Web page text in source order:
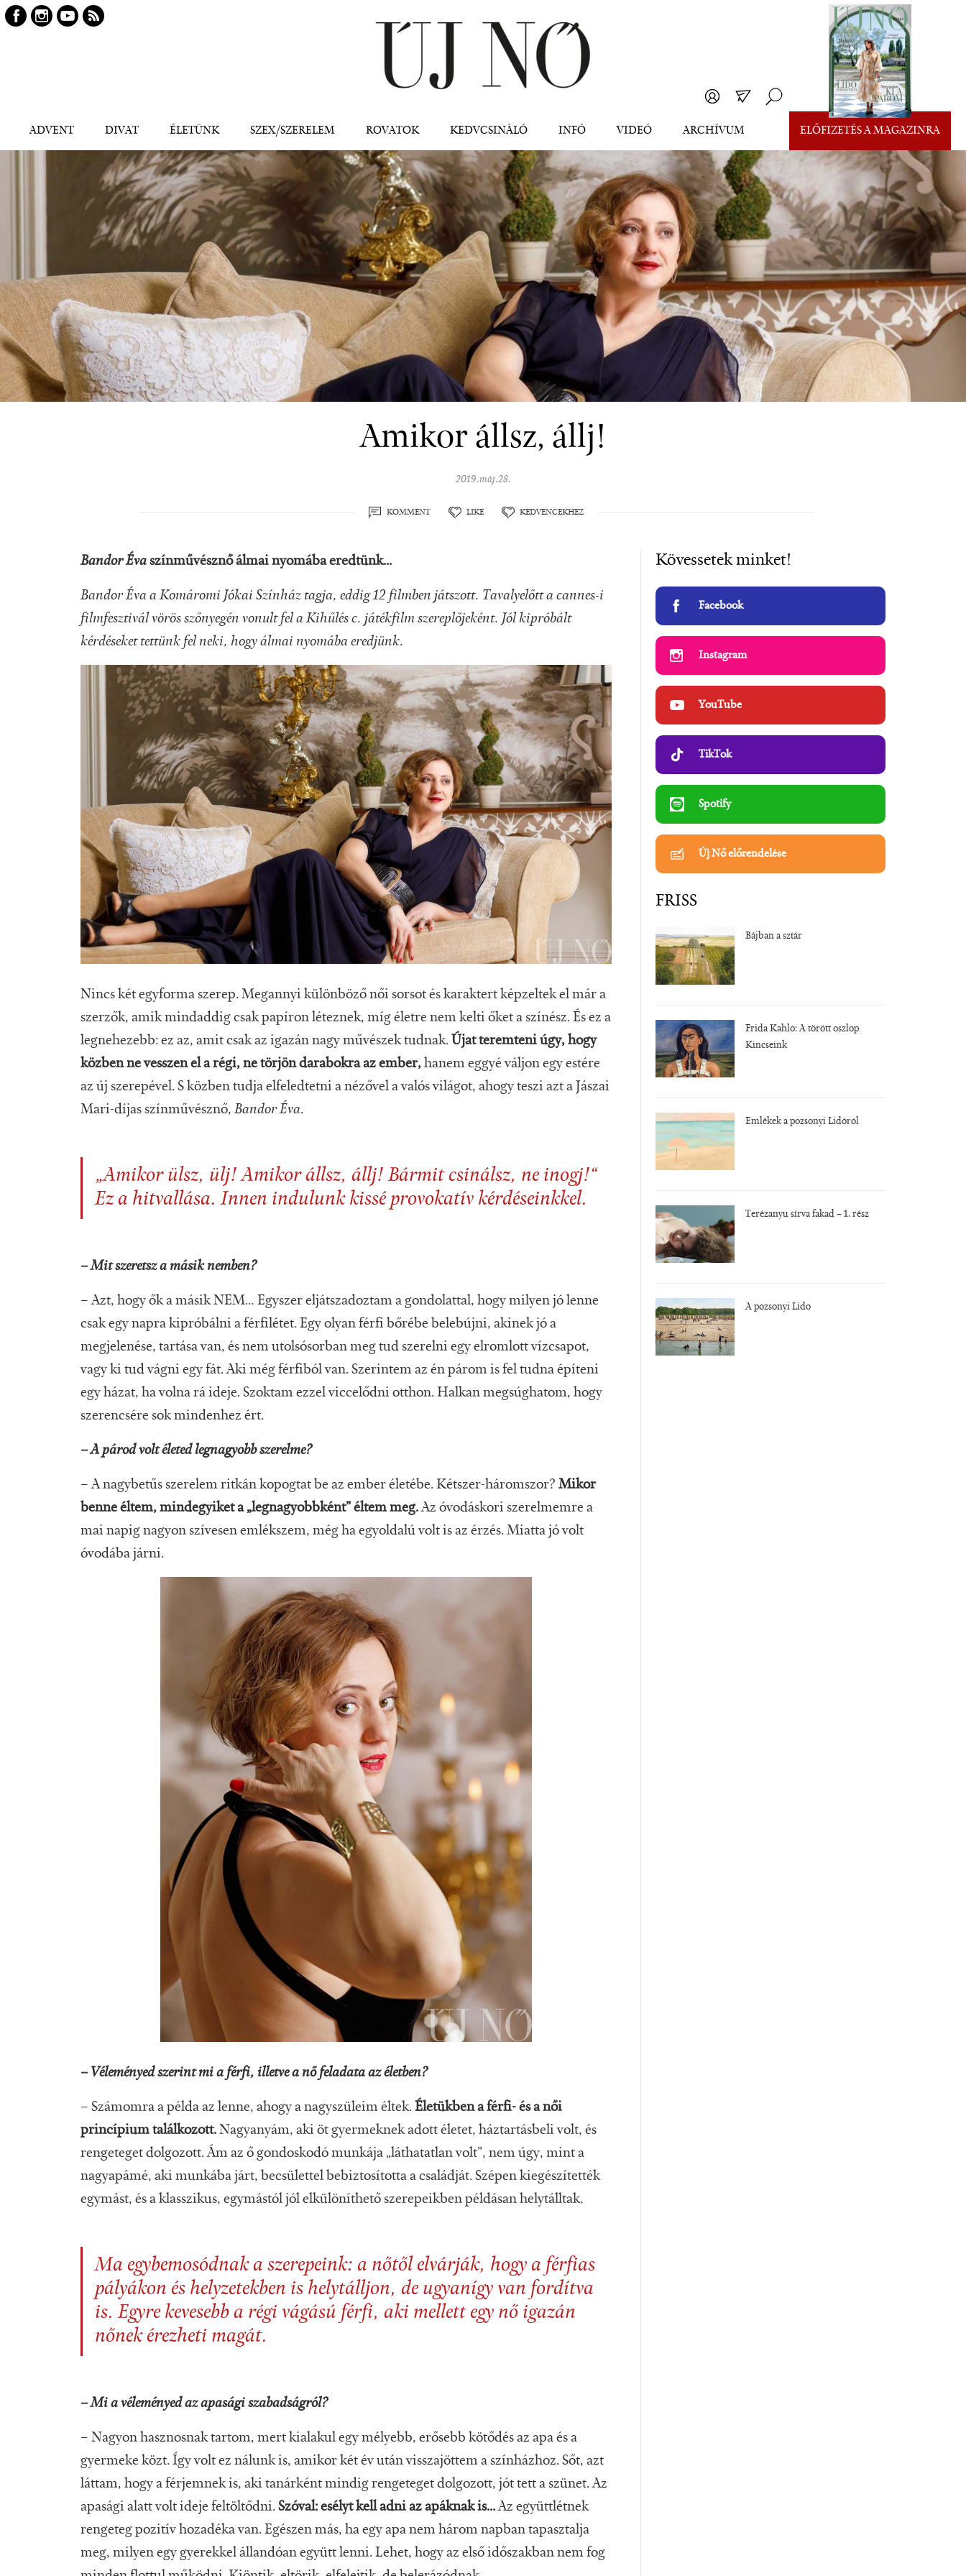
ADVENT DIVAT ÉLETÜNK SZEX/SZERELEM ROVATOK KEDVCSINÁLÓ INFÓ VIDEÓ ARCHÍVUM ELŐFIZETÉS A MAGAZINRA
Amikor állsz, állj!
2019.máj.28.
KOMMENT LIKE KEDVENCEKHEZ
Bandor Éva színművésznő álmai nyomába eredtünk...
Bandor Éva a Komáromi Jókai Színház tagja, eddig 12 filmben játszott. Tavalyelőtt a cannes-i
filmfesztivál vörös szőnyegén vonult fel a Kihűlés c. játékfilm szereplőjeként. Jól kipróbált
kérdéseket tettünk fel neki, hogy álmai nyomába eredjünk.
Nincs két egyforma szerep. Megannyi különböző női sorsot és karaktert képzeltek el már a
szerzők, amik mindaddig csak papíron léteznek, míg életre nem kelti őket a színész. És ez a
legnehezebb: ez az, amit csak az igazán nagy művészek tudnak. Újat teremteni úgy, hogy
közben ne vesszen el a régi, ne törjön darabokra az ember, hanem eggyé váljon egy estére
az új szerepével. S közben tudja elfeledtetni a nézővel a valós világot, ahogy teszi azt a Jászai
Mari-díjas színművésznő,Bandor Éva.
„Amikor ülsz, ülj! Amikor állsz, állj! Bármit csinálsz, ne inogj!“
Ez a hitvallása. Innen indulunk kissé provokatív kérdéseinkkel.
– Mit szeretsz a másik nemben?
– Azt, hogy ők a másik NEM… Egyszer eljátszadoztam a gondolattal, hogy milyen jó lenne
csak egy napra kipróbálni a férfilétet. Egy olyan férfi bőrébe belebújni, akinek jó a
megjelenése, tartása van, és nem utolsósorban meg tud szerelni egy elromlott vízcsapot,
vagy ki tud vágni egy fát. Aki még férfiból van. Szerintem az én párom is fel tudna építeni
egy házat, ha volna rá ideje. Szoktam ezzel viccelődni otthon. Halkan megsúghatom, hogy
szerencsére sok mindenhez ért.
– A párod volt életed legnagyobb szerelme?
– A nagybetűs szerelem ritkán kopogtat be az ember életébe. Kétszer-háromszor? Mikor
benne éltem, mindegyiket a „legnagyobbként” éltem meg.Az óvodáskori szerelmemre a
mai napig nagyon szívesen emlékszem, még ha egyoldalú volt is az érzés. Miatta jó volt
óvodába járni.
– Véleményed szerint mi a férfi, illetve a nő feladata az életben?
– Számomra a példa az lenne, ahogy a nagyszüleim éltek. Életükben a férfi- és a női
princípium találkozott. Nagyanyám, aki öt gyermeknek adott életet, háztartásbeli volt, és
rengeteget dolgozott. Ám az ő gondoskodó munkája „láthatatlan volt”, nem úgy, mint a
nagyapámé, aki munkába járt, becsülettel bebiztosította a családját. Szépen kiegészítették
egymást, és a klasszikus, egymástól jól elkülöníthető szerepeikben példásan helytálltak.
Ma egybemosódnak a szerepeink: a nőtől elvárják, hogy a férfias
pályákon és helyzetekben is helytálljon, de ugyanígy van fordítva
is. Egyre kevesebb a régi vágású férfi, aki mellett egy nő igazán
nőnek érezheti magát.
– Mi a véleményed az apasági szabadságról?
– Nagyon hasznosnak tartom, mert kialakul egy mélyebb, erősebb kötődés az apa és a
gyermeke közt. Így volt ez nálunk is, amikor két év után visszajöttem a színházhoz. Sőt, azt
láttam, hogy a férjemnek is, aki tanárként mindig rengeteget dolgozott, jót tett a szünet. Az
apasági alatt volt ideje feltöltődni. Szóval: esélyt kell adni az apáknak is...Az együttlétnek
rengeteg pozitív hozadéka van. Egészen más, ha egy apa nem három napban tapasztalja
meg, milyen egy gyerekkel állandóan együtt lenni. Lehet, hogy az első időszakban nem fog
Kövessetek minket!
Facebook
Instagram
YouTube
TikTok
Spotify
Új Nő előrendelése
FRISS
Bájban a sztár
Frida Kahlo: A törött oszlop
Kincseink
Emlékek a pozsonyi Lidóról
Terézanyu sírva fakad – 1. rész
A pozsonyi Lido